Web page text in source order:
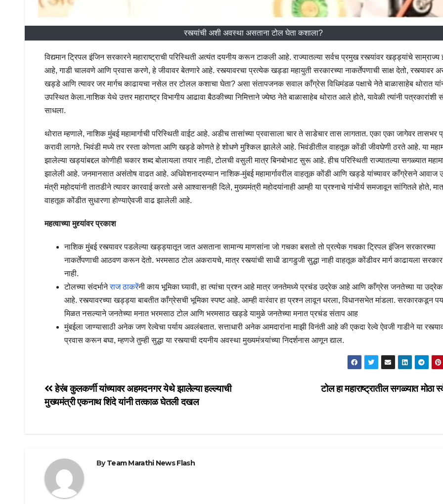
रस्त्यांची अशी अवस्था असताना टोल घेता कशाला?
विद्यमान ट्रिपल इंजिन सरकारने महाराष्ट्राची परिस्थिती अत्यंत दयनीय करून टाकली आहे. राज्यातल्या सर्वच प्रमुख रस्त्यांवर खड्ड्यांचे साम्राज्य
आहे, गाडी चालवणे आणि प्रवास करणे, हे जीवावर बेतणारे आहे. रस्त्यावरचा प्रत्येक खड्डा महायुती सरकारच्या नाकर्तेपणाची साक्ष देतो, रस्त्यावर
खड्डे आणि त्यावर जर मार्गच काढायचा नसेल तर टोलल कशाचा घेता? असा संतापजनक सवाल काँग्रेस विधिमंडळ पक्षाचे नेते बाळासाहेब थोरात
उपस्थित केला.नाशिक येथे उत्तर महाराष्ट्र विभागीय आढावा बैठकीच्या निमित्ताने ज्येष्ठ नेते बाळासाहेब थोरात आले होते, यावेळी त्यांनी पत्रकारांशी
साधला.
थोरात म्हणाले, नाशिक मुंबई महामार्गाची परिस्थिती वाईट आहे. अडीच तासांच्या प्रवासाला चार ते साडेचार तास लागतात. एका एका जागेवर तासभर
करावी लागते. भिवंडी मध्ये तर रस्ता कोणता आणि खड्डे कोणते हे शोधणे मुश्किल झालेले आहे. भिवंडीतील वाहतूक कोंडी जीवघेणी ठरते आहे. या
झालेल्या खड्यांबद्दल कोणीही चकार शब्द बोलायला तयार नाही, टोलची वसुली मात्र बिनबोभाट सुरू आहे. हीच परिस्थिती राज्यातल्या सगळ्यात
झालेली आहे. जनमानसात असंतोष वाढत आहे. अधिवेशनादरम्यान नाशिक-मुंबई महामार्गावरील वाहतूक कोंडी आणि खड्डे यांच्यावर काँग्रेसने आवाज
मंत्री महोदयांनी तातडीने त्यावर कारवाई करतो असे आश्वासनही दिले, मुख्यमंत्री महोदयांनाही आम्ही या प्रश्नाचे गांभीर्य समजावून सांगितले होते,
वाहतूक कोंडीत सुधारणा होण्याऐवजी वाढ झालेली आहे.
महत्वाच्या मुद्द्यांवर प्रकाश
नाशिक मुंबई रस्त्यावर पडलेल्या खड्ड्यातून जात असताना सामान्य माणसांना जो गचका बसतो तो प्रत्येक गचका ट्रिपल इंजिन सरकारच्या
नाकर्तेपणाची आठवण करून देतो. भरमसाठ टोल अकरायचे, मात्र रस्त्यांची साधी डागडुजी सुद्धा नाही वाहतूक कोंडीवर मार्ग काढायला
नाही.
टोलच्या संदर्भानेराज ठाकरेंनी काय भूमिका घ्यावी, हा त्यांचा प्रश्न आहे मात्र जनतेमध्ये प्रचंड उद्रेक आहे आणि काँग्रेस जनतेच्या या
आहे. रस्त्यावरच्या खड्ड्या बाबतीत काँग्रेसची भूमिका स्पष्ट आहे. आम्ही वारंवार हा प्रश्न लावून धरला, विधानसभेत मांडला. सरकारकडून
मिळत नसल्याने जनतेच्या मनात भरमसाठ टोल आणि भरमसाठ खड्डे यामुळे जनतेच्या मनात प्रचंड संताप आह
मुंबईला जाण्यासाठी अनेक जण रेल्वेचा पर्याय अवलंबतात. सत्ताधारी अनेक आमदारांना माझी विनंती आहे की एकदा रेल्वे ऐवजी गाडीने या
प्रवास करून बघा, म्हणजे तुम्ही सुद्धा या रस्त्याची दयनीय अवस्था मुख्यमंत्र्यांच्या निदर्शनास आणून द्याल.
Post
navigation
टोल हा महाराष्ट्रातील सगळ्यात मोठा
हेरंब कुलकर्णी यांच्यावर अहमदनगर येथे झालेल्या हल्ल्याची
मुख्यमंत्री एकनाथ शिंदे यांनी तत्काळ घेतली दखल
ByTeam Marathi News Flash